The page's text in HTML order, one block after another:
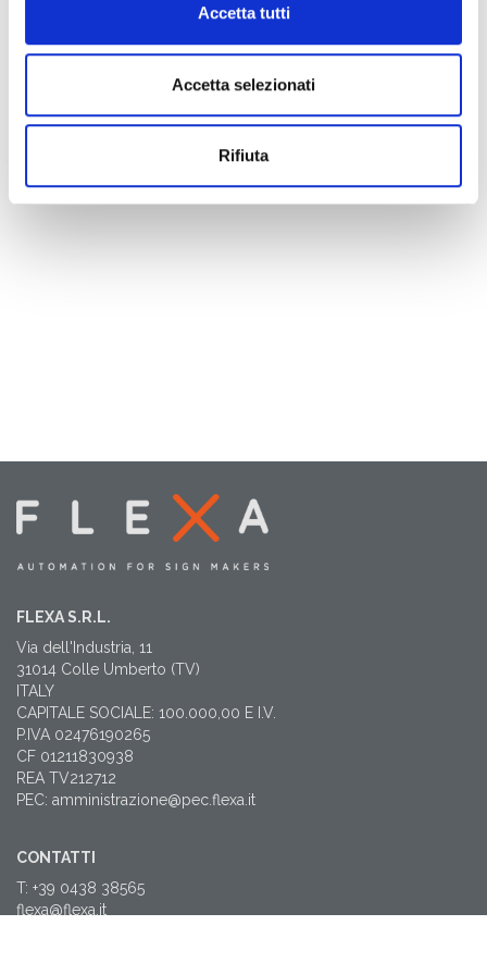
Accetta tutti
Accetta selezionati
Rifiuta
FLEXA S.R.L.
Via dell'Industria, 11
31014 Colle Umberto (TV)
ITALY
CAPITALE SOCIALE: 100.000,00 E I.V.
P.IVA 02476190265
CF 01211830938
REA TV212712
PEC: amministrazione@pec.flexa.it
CONTATTI
T: +39 0438 38565
flexa@flexa.it